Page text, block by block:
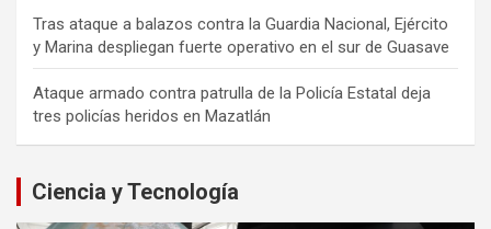
Tras ataque a balazos contra la Guardia Nacional, Ejército
y Marina despliegan fuerte operativo en el sur de Guasave
Ataque armado contra patrulla de la Policía Estatal deja
tres policías heridos en Mazatlán
Ciencia y Tecnología